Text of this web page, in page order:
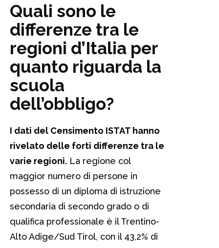
Quali sono le
differenze tra le
regioni d’Italia per
quanto riguarda la
scuola
dell’obbligo?
I dati del Censimento ISTAT hanno
rivelato delle forti differenze tra le
varie regioni. La regione col
maggior numero di persone in
possesso di un diploma di istruzione
secondaria di secondo grado o di
qualifica professionale è il Trentino-
Alto Adige/Sud Tirol, con il 43,2% di